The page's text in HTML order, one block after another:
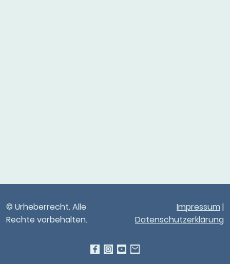
© Urheberrecht. Alle
Rechte vorbehalten.
Impressum |
Datenschutzerklärung